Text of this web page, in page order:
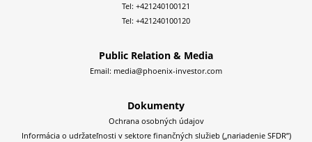
Tel: +421240100121
Tel: +421240100120
Public Relation & Media
Email: media@phoenix-investor.com
Dokumenty
Ochrana osobných údajov
Informácia o udržateľnosti v sektore finančných služieb („nariadenie SFDR”)